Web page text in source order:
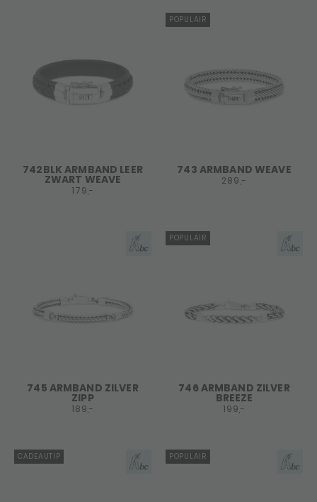
742BLK ARMBAND LEER
ZWART WEAVE
179,-
POPULAIR
743 ARMBAND WEAVE
289,-
745 ARMBAND ZILVER
ZIPP
189,-
POPULAIR
746 ARMBAND ZILVER
BREEZE
199,-
CADEAUTIP POPULAIR